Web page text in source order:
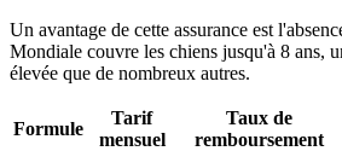
Un avantage de cette assurance est
Mondiale couvre les chiens jusqu'à 8 ans,
élevée que de nombreux autres.
Formule
Tarif
mensuel
Taux de
remboursement